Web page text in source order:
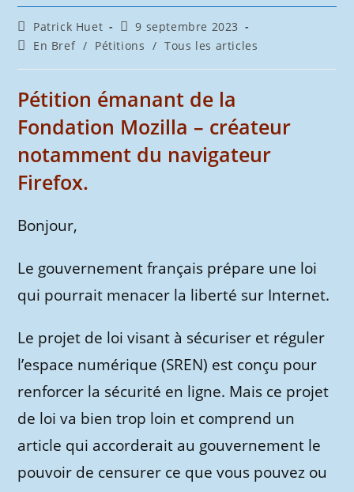
Auteur/autrice
de
publication :
Patrick Huet
Publication
publiée :
9 septembre 2023
PostEn Bref / Pétitions / Tous les articles
Pétition émanant de la
Fondation Mozilla – créateur
notamment du navigateur
Firefox.
Bonjour,
Le gouvernement français prépare une loi
qui pourrait menacer la liberté sur Internet.
Le projet de loi visant à sécuriser et réguler
l’espace numérique (SREN) est conçu pour
renforcer la sécurité en ligne. Mais ce projet
de loi va bien trop loin et comprend un
article qui accorderait au gouvernement le
pouvoir de censurer ce que vous pouvez ou